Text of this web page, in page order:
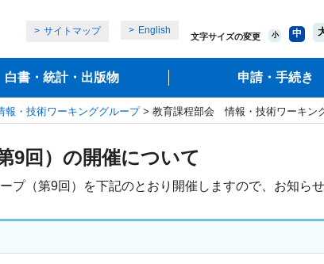
サイトマップ English
文字サイズの変更 小 中
白書・統計・出版物 申請・手続き
・技術ワーキンググループ> 教育課程部会 情報・技術ワーキン
9回）の開催について
（第9回）を下記のとおり開催しますので、お知らせ